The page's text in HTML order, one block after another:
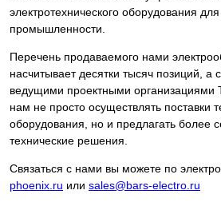
электротехнического оборудования
промышленности.
Перечень продаваемого нами
насчитывает десятки тысяч позиций, а
ведущими проектными организациями
нам не просто осуществлять поставки
оборудования, но и предлагать более
технические решения.
Связаться с нами вы можете по
phoenix.ru или sales@bars-electro.ru